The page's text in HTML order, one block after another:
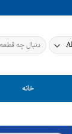
جستجو
برای:
خانه